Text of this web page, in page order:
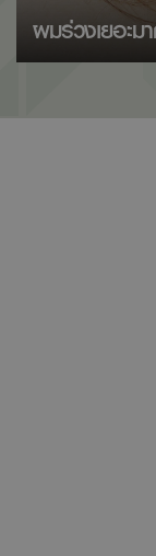
ผมร่วงเยอะม